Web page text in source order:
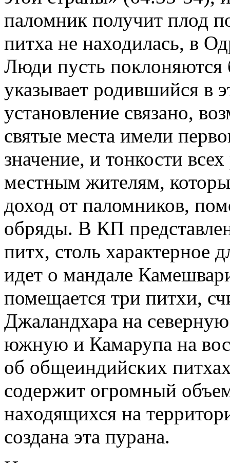
паломник получит плод
питха не находилась, в
Люди пусть поклоняются
указывает родившийся в
установление связано,
святые места имели
значение, и тонкости
местным жителям,
доход от паломников,
обряды. В КП
питх, столь характерное
идет о мандале
помещается три питхи,
Джаландхара на
южную и Камарупа на
об общеиндийских
содержит огромный
находящихся на
создана эта пурана.